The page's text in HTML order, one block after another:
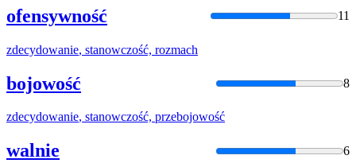
ofensywność 11
zdecydowanie, stanowczość, rozmach
bojowość 8
zdecydowanie, stanowczość, przebojowość
walnie 6